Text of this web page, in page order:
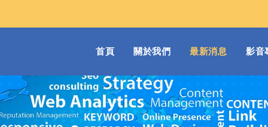
首頁(current)
關於我們 最新消息 影音